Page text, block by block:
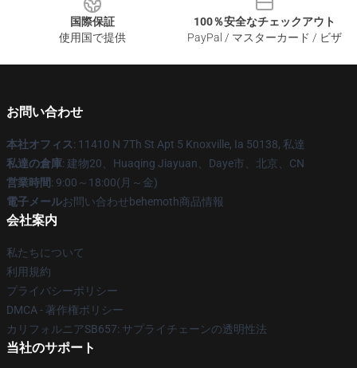
国際保証
使用国で提供
100％安全なチェックアウト
PayPal / マスターカード / ビザ
お問い合わせ
本社オフィス: 11410 N 7Th St Apt 5 Knoxville, Ia 50138, 私達
私達の倉庫: 建物20、Huaqing Jiayuan、Daye市、北京、CN
営業時間: 9:00～18:00(月～金)
電子メールお問い合わせbehemoth商品情報
会社案内
私たちについて
利用規約
プライバシーポリシー
DMCA - 著作権ポリシー
カリフォルニアSB657: サプライチェーンの透明性法
当社のサポート